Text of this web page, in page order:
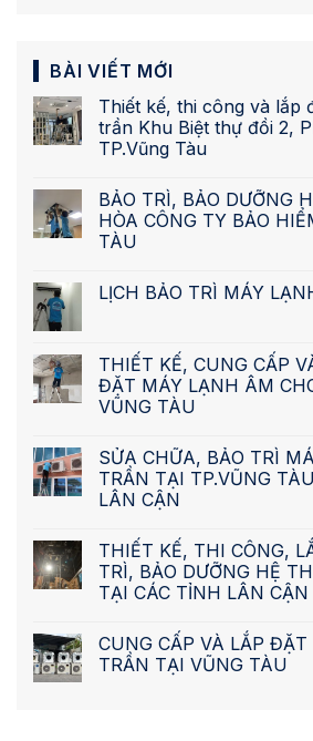
BÀI VIẾT MỚI
Thiết kế, thi công và lắp
trần Khu Biệt thự đồi 2,
TP.Vũng Tàu
BẢO TRÌ, BẢO DƯỠNG
HÒA CÔNG TY BẢO
TÀU
LỊCH BẢO TRÌ MÁY
THIẾT KẾ, CUNG CẤP
ĐẶT MÁY LẠNH ÂM
VŨNG TÀU
SỬA CHỮA, BẢO TRÌ
TRẦN TẠI TP.VŨNG
LÂN CẬN
THIẾT KẾ, THI CÔNG,
TRÌ, BẢO DƯỠNG HỆ
TẠI CÁC TỈNH LÂN
CUNG CẤP VÀ LẮP
TRẦN TẠI VŨNG TÀU